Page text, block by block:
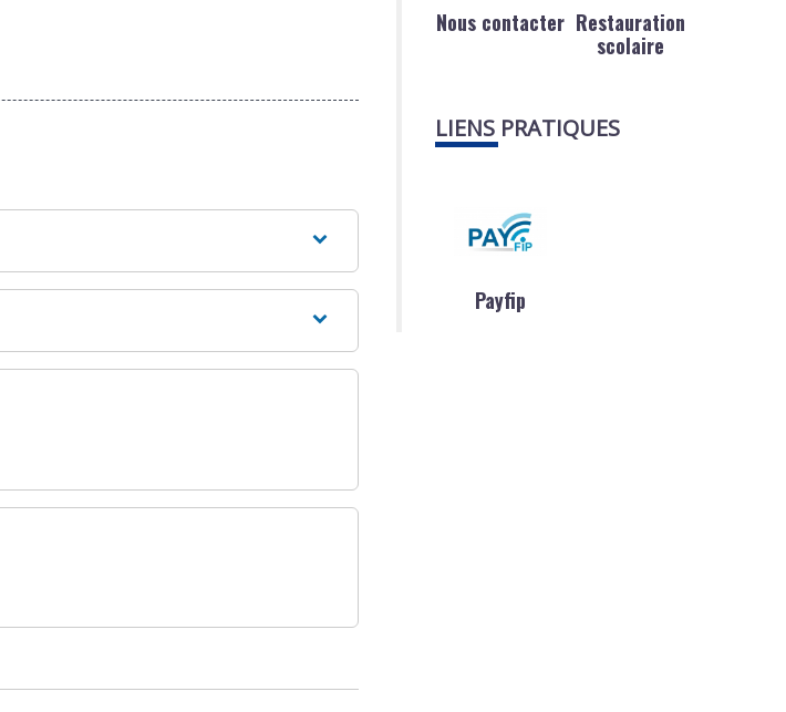
Nous contacter Restauration
scolaire
LIENS PRATIQUES
Payfip